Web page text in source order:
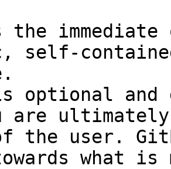
the
self-
optional and
are
the user.
what